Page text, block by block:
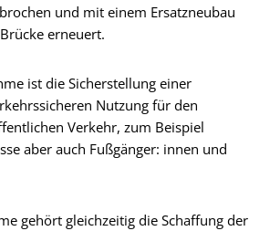
und mit einem Ersatzneubau
erneuert.
ist die Sicherstellung einer
Nutzung für den
Verkehr, zum Beispiel
aber auch Fußgänger: innen und
gehört gleichzeitig die Schaffung der